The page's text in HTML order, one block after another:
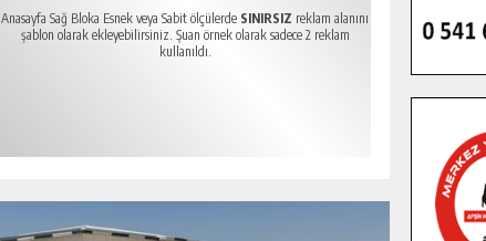
Anasayfa Sağ Bloka Esnek veya Sabit ölçülerde SINIRSIZ reklam alanını
şablon olarak ekleyebilirsiniz. Şuan örnek olarak sadece 2 reklam
kullanıldı.